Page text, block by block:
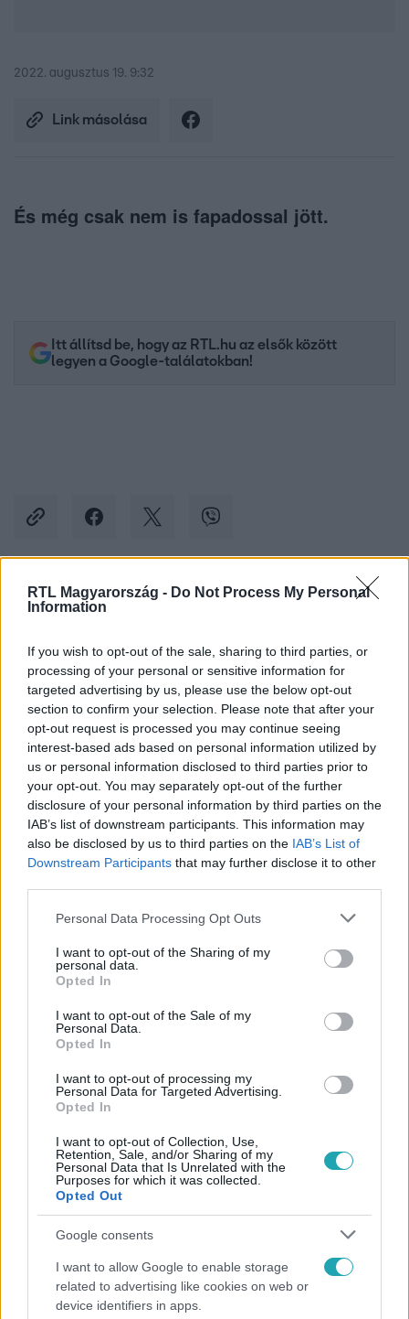
RTL Magyarország - Do Not Process My Personal
Information
If you wish to opt-out of the sale, sharing to third parties, or
processing of your personal or sensitive information for
targeted advertising by us, please use the below opt-out
section to confirm your selection. Please note that after your
opt-out request is processed you may continue seeing
interest-based ads based on personal information utilized by
us or personal information disclosed to third parties prior to
your opt-out. You may separately opt-out of the further
disclosure of your personal information by third parties on the
IAB’s list of downstream participants. This information may
also be disclosed by us to third parties on the IAB’s List of
Downstream Participants that may further disclose it to other
Please note that this website/app uses one or more Google
not limited to your visit or usage behaviour. You may click to
grant or deny consent to Google and its third-party tags to
use your data for below specified purposes in below Google
consent section.
Personal Data Processing Opt Outs
I want to opt-out of the Sharing of my
personal data.
Opted In
I want to opt-out of the Sale of my
Personal Data.
Opted In
I want to opt-out of processing my
Personal Data for Targeted Advertising.
Opted In
I want to opt-out of Collection, Use,
Retention, Sale, and/or Sharing of my
Personal Data that Is Unrelated with the
Purposes for which it was collected.
Opted Out
Google consents
I want to allow Google to enable storage
related to advertising like cookies on web or
device identifiers in apps.
2022. augusztus 19. 9:32
Link másolása
És még csak nem is fapadossal jött.
Itt állítsd be, hogy az RTL.hu az elsők között
legyen a Google-találatokban!
Kövess minket, és értesülj a friss hírekről a
Követem
#BULVÁR DAVE BAUTISTA #
#SZTÁROK #BUDAPEST #FOTÓ
Népszerű
Tovább erősödik az El Niño – fokozhatja a hazai
hőséget és aszályt?